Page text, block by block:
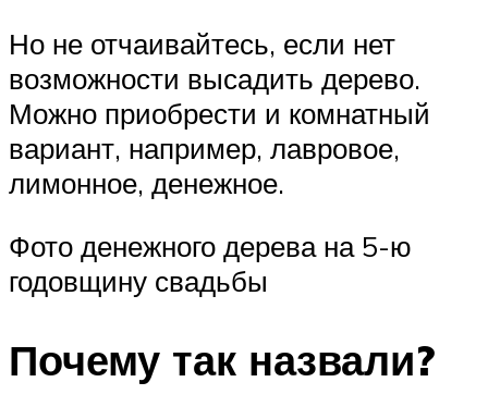
Но не отчаивайтесь, если нет
возможности высадить дерево.
Можно приобрести и комнатный
вариант, например, лавровое,
лимонное, денежное.
Фото денежного дерева на 5-ю
годовщину свадьбы
Почему так назвали?